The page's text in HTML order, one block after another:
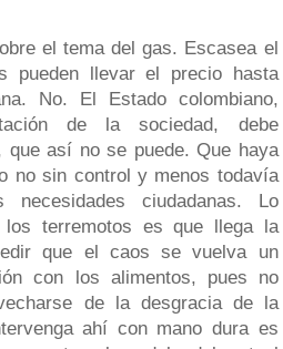
el tema del gas. Escasea el
pueden llevar el precio hasta
No. El Estado colombiano,
de la sociedad, debe
que así no se puede. Que haya
no sin control y menos todavía
necesidades ciudadanas. Lo
terremotos es que llega la
que el caos se vuelva un
con los alimentos, pues no
de la desgracia de la
ahí con mano dura es